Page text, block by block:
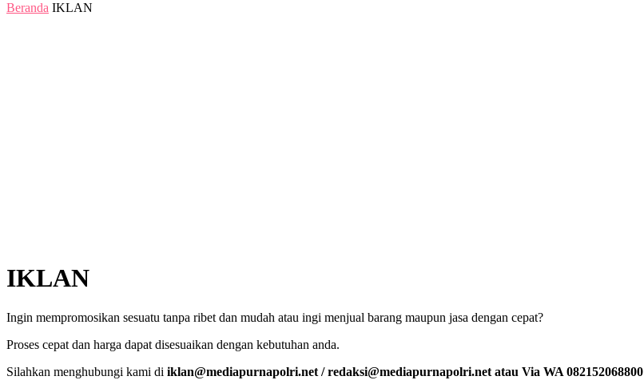
Beranda IKLAN
IKLAN
Ingin mempromosikan sesuatu tanpa ribet dan mudah atau ingi menjual barang maupun jasa dengan cepat?
Proses cepat dan harga dapat disesuaikan dengan kebutuhan anda.
Silahkan menghubungi kami di iklan@mediapurnapolri.net / redaksi@mediapurnapolri.net atau Via WA 082152068800